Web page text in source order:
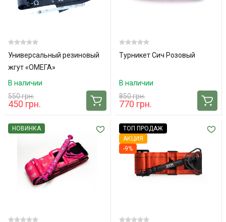
Универсальный резиновый
жгут «ОМЕГА»
В наличии
550 грн.
450 грн.
Турникет Сич Розовый
В наличии
850 грн.
770 грн.
НОВИНКА
ТОП ПРОДАЖ
АКЦИЯ
-9%